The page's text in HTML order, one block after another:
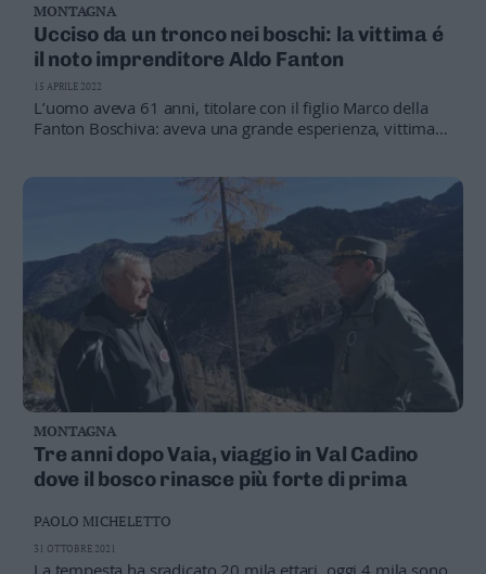
MONTAGNA
Ucciso da un tronco nei boschi: la vittima é
il noto imprenditore Aldo Fanton
L’uomo aveva 61 anni, titolare con il figlio Marco della
Fanton Boschiva: aveva una grande esperienza, vittima
15 APRILE 2022
MONTAGNA
Tre anni dopo Vaia, viaggio in Val Cadino
dove il bosco rinasce più forte di prima
La tempesta ha sradicato 20 mila ettari, oggi 4 mila sono
PAOLO MICHELETTO
31 OTTOBRE 2021